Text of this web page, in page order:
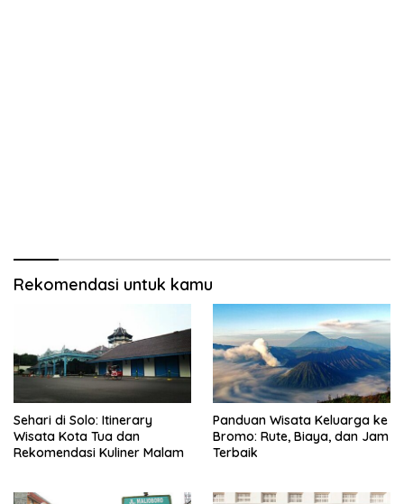
Rekomendasi untuk kamu
Sehari di Solo: Itinerary
Wisata Kota Tua dan
Rekomendasi Kuliner Malam
Panduan Wisata Keluarga ke
Bromo: Rute, Biaya, dan Jam
Terbaik